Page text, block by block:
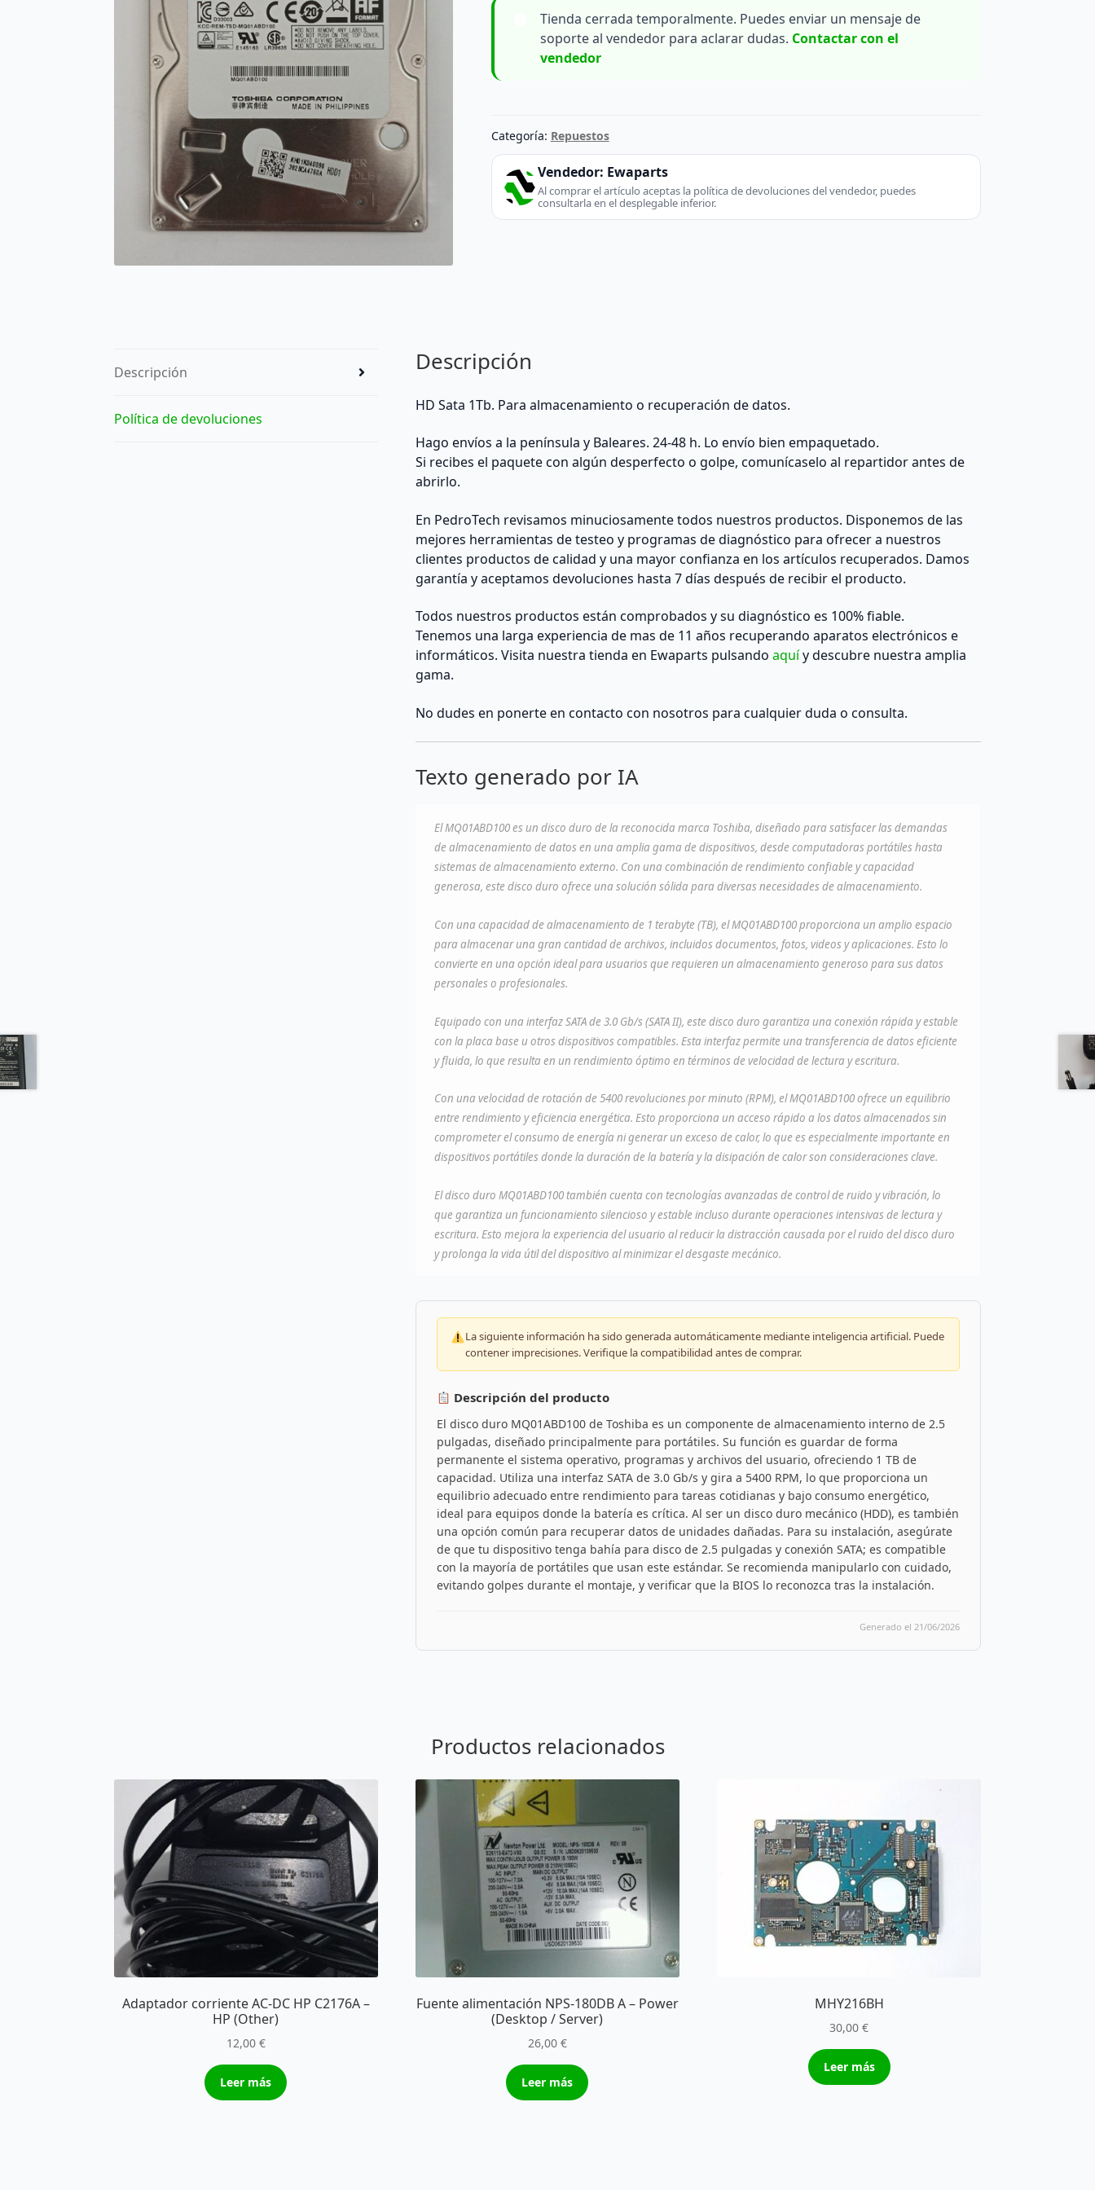
Tienda cerrada temporalmente. Puedes enviar un mensaje de
soporte al vendedor para aclarar dudas. Contactar con el
vendedor
Categoría: Repuestos
Vendedor: Ewaparts
Al comprar el artículo aceptas la política de devoluciones del vendedor, puedes
consultarla en el desplegable inferior.
Descripción
Política de devoluciones
Descripción
HD Sata 1Tb. Para almacenamiento o recuperación de datos.
Hago envíos a la península y Baleares. 24-48 h. Lo envío bien empaquetado.
Si recibes el paquete con algún desperfecto o golpe, comunícaselo al repartidor antes de
abrirlo.
En PedroTech revisamos minuciosamente todos nuestros productos. Disponemos de las
mejores herramientas de testeo y programas de diagnóstico para ofrecer a nuestros
clientes productos de calidad y una mayor confianza en los artículos recuperados. Damos
garantía y aceptamos devoluciones hasta 7 días después de recibir el producto.
Todos nuestros productos están comprobados y su diagnóstico es 100% fiable.
Tenemos una larga experiencia de mas de 11 años recuperando aparatos electrónicos e
informáticos. Visita nuestra tienda en Ewaparts pulsandoaquíy descubre nuestra amplia
gama.
No dudes en ponerte en contacto con nosotros para cualquier duda o consulta.
Texto generado por IA
El MQ01ABD100 es un disco duro de la reconocida marca Toshiba, diseñado para satisfacer las demandas
de almacenamiento de datos en una amplia gama de dispositivos, desde computadoras portátiles hasta
sistemas de almacenamiento externo. Con una combinación de rendimiento confiable y capacidad
generosa, este disco duro ofrece una solución sólida para diversas necesidades de almacenamiento.
Con una capacidad de almacenamiento de 1 terabyte (TB), el MQ01ABD100 proporciona un amplio espacio
para almacenar una gran cantidad de archivos, incluidos documentos, fotos, videos y aplicaciones. Esto lo
convierte en una opción ideal para usuarios que requieren un almacenamiento generoso para sus datos
personales o profesionales.
Equipado con una interfaz SATA de 3.0 Gb/s (SATA II), este disco duro garantiza una conexión rápida y estable
con la placa base u otros dispositivos compatibles. Esta interfaz permite una transferencia de datos eficiente
y fluida, lo que resulta en un rendimiento óptimo en términos de velocidad de lectura y escritura.
Con una velocidad de rotación de 5400 revoluciones por minuto (RPM), el MQ01ABD100 ofrece un equilibrio
entre rendimiento y eficiencia energética. Esto proporciona un acceso rápido a los datos almacenados sin
comprometer el consumo de energía ni generar un exceso de calor, lo que es especialmente importante en
dispositivos portátiles donde la duración de la batería y la disipación de calor son consideraciones clave.
El disco duro MQ01ABD100 también cuenta con tecnologías avanzadas de control de ruido y vibración, lo
que garantiza un funcionamiento silencioso y estable incluso durante operaciones intensivas de lectura y
escritura. Esto mejora la experiencia del usuario al reducir la distracción causada por el ruido del disco duro
y prolonga la vida útil del dispositivo al minimizar el desgaste mecánico.
La siguiente información ha sido generada automáticamente mediante inteligencia artificial. Puede
contener imprecisiones. Verifique la compatibilidad antes de comprar.
Descripción del producto
El disco duro MQ01ABD100 de Toshiba es un componente de almacenamiento interno de 2.5
pulgadas, diseñado principalmente para portátiles. Su función es guardar de forma
permanente el sistema operativo, programas y archivos del usuario, ofreciendo 1 TB de
capacidad. Utiliza una interfaz SATA de 3.0 Gb/s y gira a 5400 RPM, lo que proporciona un
equilibrio adecuado entre rendimiento para tareas cotidianas y bajo consumo energético,
ideal para equipos donde la batería es crítica. Al ser un disco duro mecánico (HDD), es también
una opción común para recuperar datos de unidades dañadas. Para su instalación, asegúrate
de que tu dispositivo tenga bahía para disco de 2.5 pulgadas y conexión SATA; es compatible
con la mayoría de portátiles que usan este estándar. Se recomienda manipularlo con cuidado,
evitando golpes durante el montaje, y verificar que la BIOS lo reconozca tras la instalación.
Generado el 21/06/2026
Productos relacionados
Adaptador corriente AC-DC HP C2176A –
HP (Other)
12,00 €
Leer más
Fuente alimentación NPS-180DB A – Power
(Desktop / Server)
26,00 €
Leer más
MHY216BH
30,00€
Leer más